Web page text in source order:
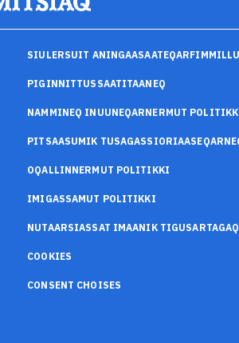
SIULERSUIT ANINGAASAATEQARFIMMILLU
PIGINNITTUSSAATITAANEQ
NAMMINEQ INUUNEQARNERMUT
PITSAASUMIK
OQALLINNERMUT POLITIKKI
IMIGASSAMUT POLITIKKI
NUTAARSIASSAT IMAANIK
COOKIES
CONSENT CHOISES